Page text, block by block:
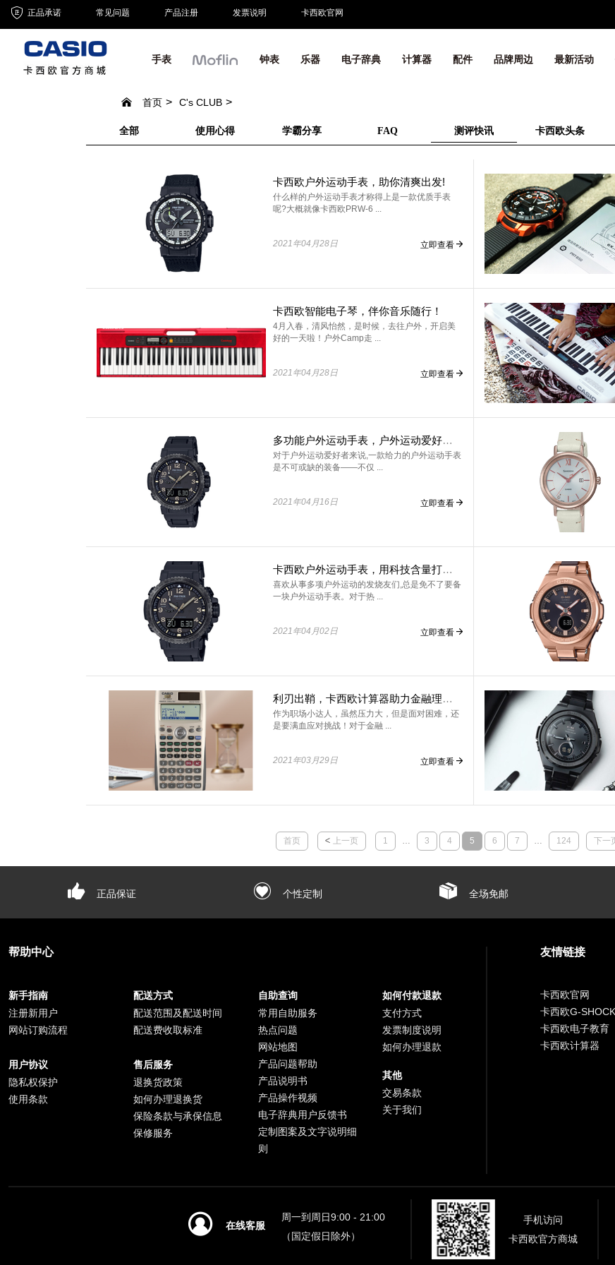
正品承诺 常见问题 产品注册 发票说明 卡西欧官网
手表 钟表 乐器 电子辞典 计算器 配件 品牌周边 最新活动
首页 C's CLUB
全部 使用心得 学霸分享 FAQ 测评快讯 卡西欧头条
卡西欧户外运动手表，助你清爽出发!
什么样的户外运动手表才称得上是一款优质手表
呢?大概就像卡西欧PRW-6 ...
2021年04月28日 立即查看
卡西欧智能电子琴，伴你音乐随行！
4月入春，清风怡然，是时候，去往户外，开启美
好的一天啦！户外Camp走 ...
2021年04月28日 立即查看
多功能户外运动手表，户外运动爱好者的可靠搭档！
对于户外运动爱好者来说,一款给力的户外运动手表
是不可或缺的装备——不仅 ...
2021年04月16日 立即查看
卡西欧户外运动手表，用科技含量打动你！
喜欢从事多项户外运动的发烧友们,总是免不了要备
一块户外运动手表。对于热 ...
2021年04月02日 立即查看
利刃出鞘，卡西欧计算器助力金融理财师事半功倍
作为职场小达人，虽然压力大，但是面对困难，还
是要满血应对挑战！对于金融 ...
2021年03月29日 立即查看
首页 上一页 1 … 3 4 5 6 7 … 124 下一
正品保证 个性定制 全场免邮
帮助中心
新手指南
注册新用户
网站订购流程
用户协议
隐私权保护
使用条款
配送方式
配送范围及配送时间
配送费收取标准
售后服务
退换货政策
如何办理退换货
保险条款与承保信息
保修服务
自助查询
常用自助服务
热点问题
网站地图
产品问题帮助
产品说明书
产品操作视频
电子辞典用户反馈书
定制图案及文字说明细
则
如何付款退款
支付方式
发票制度说明
如何办理退款
其他
交易条款
关于我们
友情链接
卡西欧官网
卡西欧G-SHOCK
卡西欧电子教育
卡西欧计算器
在线客服
周一到周日9:00 - 21:00
（国定假日除外）
手机访问
卡西欧官方商城